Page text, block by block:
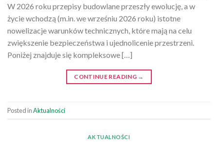
W 2026 roku przepisy budowlane przeszły ewolucję, a w
życie wchodzą (m.in. we wrześniu 2026 roku) istotne
nowelizacje warunków technicznych, które mają na celu
zwiększenie bezpieczeństwa i ujednolicenie przestrzeni.
Poniżej znajduje się kompleksowe […]
CONTINUE READING →
Posted inAktualności
AKTUALNOŚCI